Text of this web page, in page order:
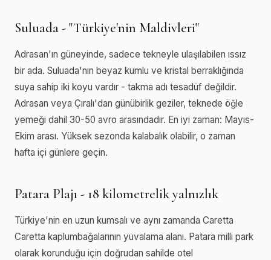
Suluada - "Türkiye'nin Maldivleri"
Adrasan'ın güneyinde, sadece tekneyle ulaşılabilen ıssız
bir ada. Suluada'nın beyaz kumlu ve kristal berraklığında
suya sahip iki koyu vardır - takma adı tesadüf değildir.
Adrasan veya Çıralı'dan günübirlik geziler, teknede öğle
yemeği dahil 30-50 avro arasındadır. En iyi zaman: Mayıs-
Ekim arası. Yüksek sezonda kalabalık olabilir, o zaman
hafta içi günlere geçin.
Patara Plajı - 18 kilometrelik yalnızlık
Türkiye'nin en uzun kumsalı ve aynı zamanda Caretta
Caretta kaplumbağalarının yuvalama alanı. Patara milli park
olarak korunduğu için doğrudan sahilde otel